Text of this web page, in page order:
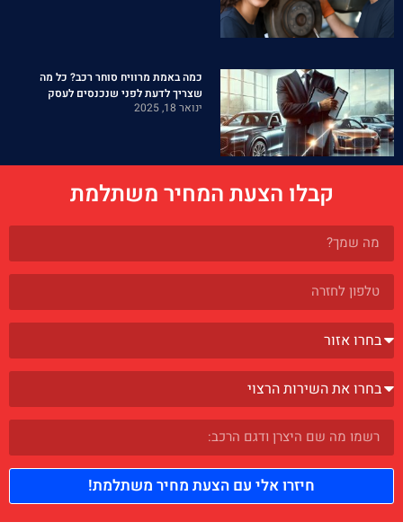
כמה באמת מרוויח סוחר רכב? כל מה
שצריך לדעת לפני שנכנסים לעסק
ינואר 18, 2025
קבלו הצעת המחיר משתלמת
חיזרו אלי עם הצעת מחיר משתלמת!